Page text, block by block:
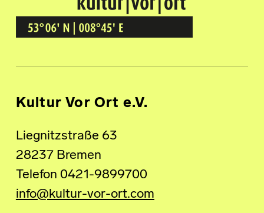
Kultur Vor Ort
BREMEN GRÖPELINGEN
Kultur Vor Ort e.V.
Liegnitzstraße 63
28237 Bremen
Telefon 0421-9899700
info@kultur-vor-ort.com